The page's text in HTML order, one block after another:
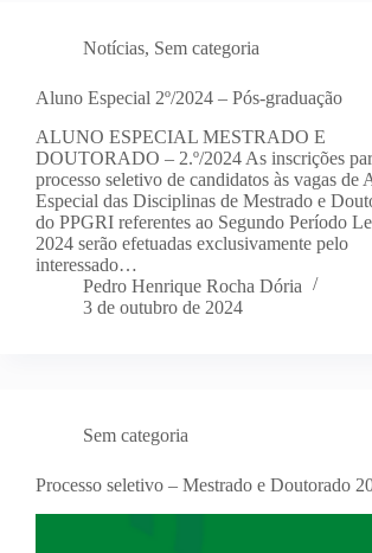
Notícias, Sem categoria
Aluno Especial 2º/2024 – Pós-graduação
ALUNO ESPECIAL MESTRADO E
DOUTORADO – 2.º/2024 As inscrições
processo seletivo de candidatos às vagas de
Especial das Disciplinas de Mestrado e
do PPGRI referentes ao Segundo Período
2024 serão efetuadas exclusivamente pelo
interessado…
Pedro Henrique Rocha Dória
3 de outubro de 2024
Sem categoria
Processo seletivo – Mestrado e Doutorado